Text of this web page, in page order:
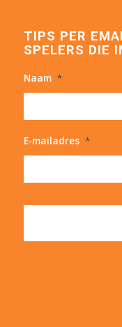
TIPS PER
SPELERS DIE
Naam *
E-mailadres *